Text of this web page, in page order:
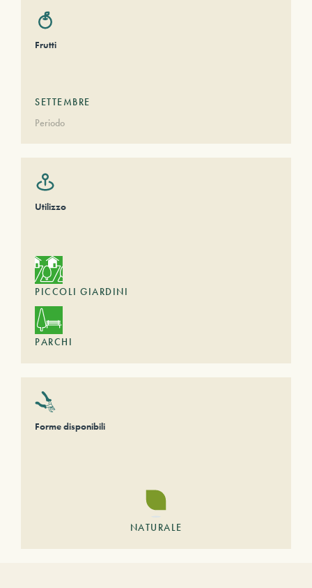
Frutti
SETTEMBRE
Periodo
Utilizzo
PICCOLI GIARDINI
PARCHI
Forme disponibili
NATURALE